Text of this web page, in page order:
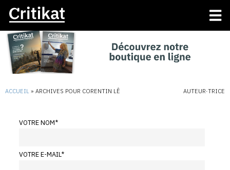
ACCUEIL » ARCHIVES POUR CORENTIN LÊ AUTEUR·TRICE
VOTRE NOM*
VOTRE E-MAIL*